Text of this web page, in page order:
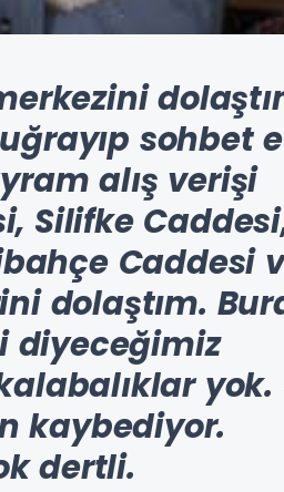
sohbet
alış verişi
Silifke
Caddesi
dolaştım.
diyeceğimiz
yok.
kaybediyor.
dertli.